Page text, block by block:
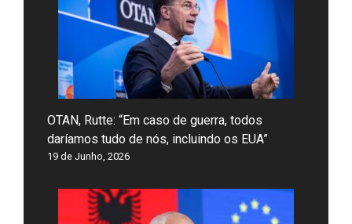
OTAN, Rutte: “Em caso de guerra, todos
daríamos tudo de nós, incluindo os EUA”
19 de Junho, 2026